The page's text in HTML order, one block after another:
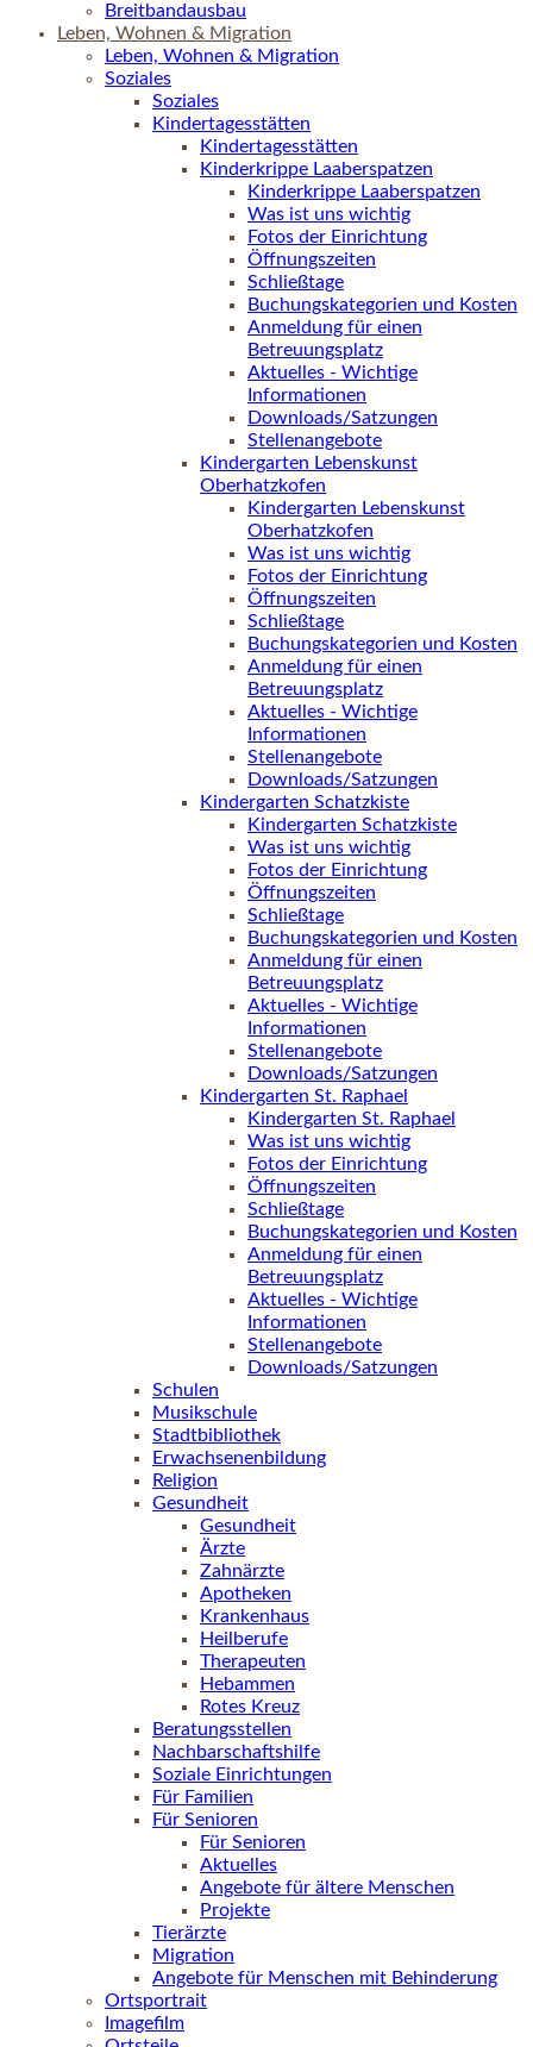
Breitbandausbau
Leben, Wohnen & Migration
Leben, Wohnen & Migration
Soziales
Soziales
Kindertagesstätten
Kindertagesstätten
Kinderkrippe Laaberspatzen
Kinderkrippe Laaberspatzen
Was ist uns wichtig
Fotos der Einrichtung
Öffnungszeiten
Schließtage
Buchungskategorien und Kosten
Anmeldung für einen
Betreuungsplatz
Aktuelles - Wichtige
Informationen
Downloads/Satzungen
Stellenangebote
Kindergarten Lebenskunst
Oberhatzkofen
Kindergarten Lebenskunst
Oberhatzkofen
Was ist uns wichtig
Fotos der Einrichtung
Öffnungszeiten
Schließtage
Buchungskategorien und Kosten
Anmeldung für einen
Betreuungsplatz
Aktuelles - Wichtige
Informationen
Stellenangebote
Downloads/Satzungen
Kindergarten Schatzkiste
Kindergarten Schatzkiste
Was ist uns wichtig
Fotos der Einrichtung
Öffnungszeiten
Schließtage
Buchungskategorien und Kosten
Anmeldung für einen
Betreuungsplatz
Aktuelles - Wichtige
Informationen
Stellenangebote
Downloads/Satzungen
Kindergarten St. Raphael
Kindergarten St. Raphael
Was ist uns wichtig
Fotos der Einrichtung
Öffnungszeiten
Schließtage
Buchungskategorien und Kosten
Anmeldung für einen
Betreuungsplatz
Aktuelles - Wichtige
Informationen
Stellenangebote
Downloads/Satzungen
Schulen
Musikschule
Stadtbibliothek
Erwachsenenbildung
Religion
Gesundheit
Gesundheit
Ärzte
Zahnärzte
Apotheken
Krankenhaus
Heilberufe
Therapeuten
Hebammen
Rotes Kreuz
Beratungsstellen
Nachbarschaftshilfe
Soziale Einrichtungen
Für Familien
Für Senioren
Für Senioren
Aktuelles
Angebote für ältere Menschen
Projekte
Tierärzte
Migration
Angebote für Menschen mit Behinderung
Ortsportrait
Imagefilm